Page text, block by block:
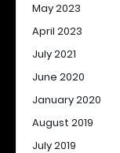
May 2023
April 2023
July 2021
June 2020
January 2020
August 2019
July 2019